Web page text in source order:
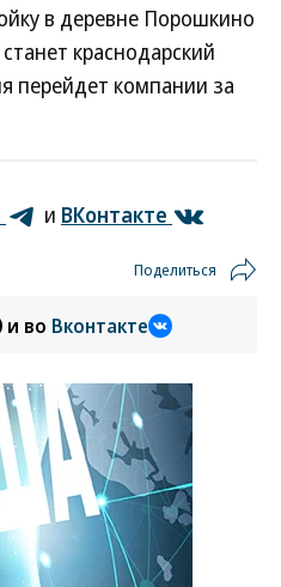
в деревне Порошкино
краснодарский
перейдет компании за
и ВКонтакте
Поделиться
и во Вконтакте